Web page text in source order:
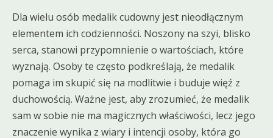
Dla wielu osób medalik cudowny jest nieodłącznym
elementem ich codzienności. Noszony na szyi, blisko
serca, stanowi przypomnienie o wartościach, które
wyznają. Osoby te często podkreślają, że medalik
pomaga im skupić się na modlitwie i buduje więź z
duchowością. Ważne jest, aby zrozumieć, że medalik
sam w sobie nie ma magicznych właściwości, lecz jego
znaczenie wynika z wiary i intencji osoby, która go